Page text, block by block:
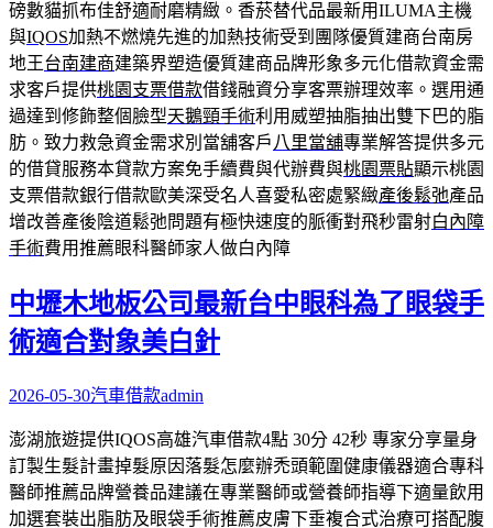
磅數貓抓布佳舒適耐磨精緻。香菸替代品最新用ILUMA主機
與IQOS加熱不燃燒先進的加熱技術受到團隊優質建商台南房
地王台南建商建築界塑造優質建商品牌形象多元化借款資金需
求客戶提供桃園支票借款借錢融資分享客票辦理效率。選用通
過達到修飾整個臉型天鵝頸手術利用威塑抽脂抽出雙下巴的脂
肪。致力救急資金需求別當舖客戶 八里當舖專業解答提供多元
的借貸服務本貸款方案免手續費與代辦費與桃園票貼顯示桃園
支票借款銀行借款歐美深受名人喜愛私密處緊緻產後鬆弛產品
增改善產後陰道鬆弛問題有極快速度的脈衝對飛秒雷射白內障
手術費用推薦眼科醫師家人做白內障
中壢木地板公司最新台中眼科為了眼袋手
術適合對象美白針
2026-05-30汽車借款admin
澎湖旅遊提供IQOS高雄汽車借款4點 30分 42秒 專家分享量身
訂製生髮計畫掉髮原因落髮怎麼辦禿頭範圍健康儀器適合專科
醫師推薦品牌營養品建議在專業醫師或營養師指導下適量飲用
加選套裝出脂肪及眼袋手術推薦皮膚下垂複合式治療可搭配腹